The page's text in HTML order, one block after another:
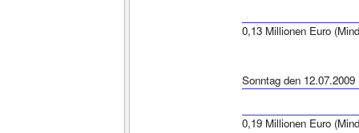
0,13 Millionen Euro
Sonntag den 12.07.2009
0,19 Millionen Euro